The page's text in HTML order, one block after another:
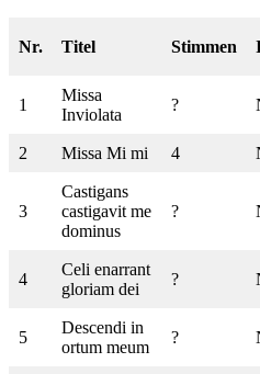
Nr. Titel Stimmen
1
Missa
Inviolata
?
2 Missa Mi mi 4
3
Castigans
castigavit me
dominus
?
4
Celi enarrant
gloriam dei
?
5
Descendi in
ortum meum
?